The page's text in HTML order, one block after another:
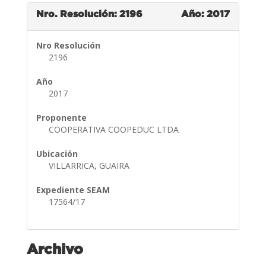
Nro. Resolución: 2196 Año: 2017
Nro Resolución
2196
Año
2017
Proponente
COOPERATIVA COOPEDUC LTDA
Ubicación
VILLARRICA, GUAIRA
Expediente SEAM
17564/17
Archivo